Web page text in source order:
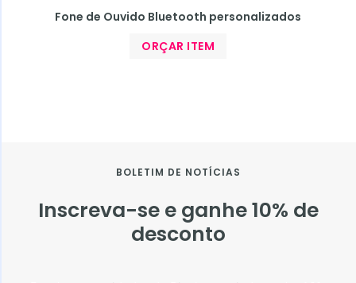
Fone de Ouvido Bluetooth personalizados
ORÇAR ITEM
BOLETIM DE NOTÍCIAS
Inscreva-se e ganhe 10% de
desconto